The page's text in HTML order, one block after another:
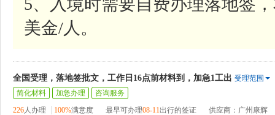
5、入境时需要自费办理落地签
美金/人。
全国受理，落地签批文，工作日16点前材料到，加急1工出 受理范围
简化材料
加急办理
咨询服务
226人办理 100%满意度 最早可办理08-11出行的签证 供应商：广州康辉